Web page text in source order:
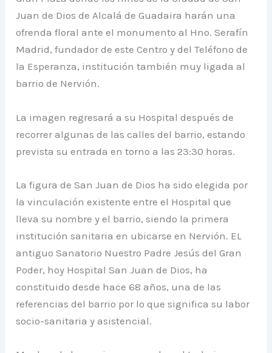
Juan de Dios de Alcalá de Guadaira harán una
ofrenda floral ante el monumento al Hno. Serafín
Madrid, fundador de este Centro y del Teléfono de
la Esperanza, institución también muy ligada al
barrio de Nervión.
La imagen regresará a su Hospital después de
recorrer algunas de las calles del barrio, estando
prevista su entrada en torno a las 23:30 horas.
La figura de San Juan de Dios ha sido elegida por
la vinculación existente entre el Hospital que
lleva su nombre y el barrio, siendo la primera
institución sanitaria en ubicarse en Nervión. EL
antiguo Sanatorio Nuestro Padre Jesús del Gran
Poder, hoy Hospital San Juan de Dios, ha
constituido desde hace 68 años, una de las
referencias del barrio por lo que significa su labor
socio-sanitaria y asistencial.